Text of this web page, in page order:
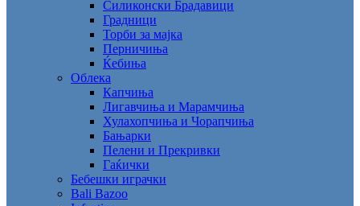
Силиконски Брадавици
Градници
Торби за мајка
Перничиња
Ќебиња
Облека
Капчиња
Лигавчиња и Марамчиња
Хулахопчиња и Чорапчиња
Бањарки
Пелени и Прекривки
Гаќички
Бебешки играчки
Bali Bazoo